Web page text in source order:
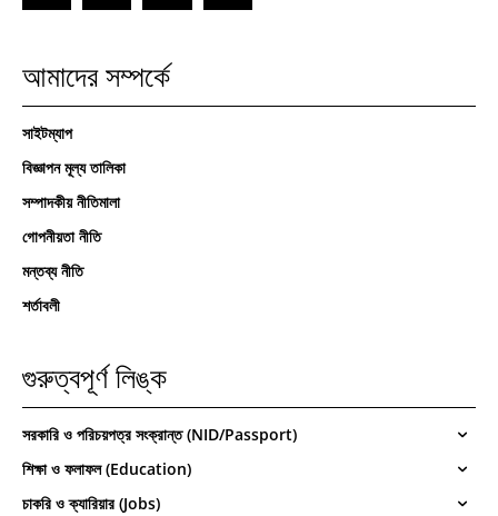
আমাদের সম্পর্কে
সাইটম্যাপ
বিজ্ঞাপন মূল্য তালিকা
সম্পাদকীয় নীতিমালা
গোপনীয়তা নীতি
মন্তব্য নীতি
শর্তাবলী
গুরুত্বপূর্ণ লিঙ্ক
সরকারি ও পরিচয়পত্র সংক্রান্ত (NID/Passport)
শিক্ষা ও ফলাফল (Education)
চাকরি ও ক্যারিয়ার (Jobs)